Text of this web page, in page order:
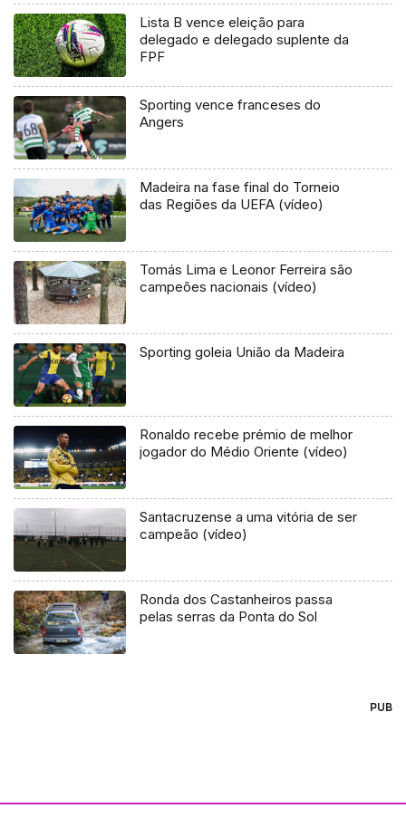
Lista B vence eleição para
delegado e delegado suplente da
FPF
Sporting vence franceses do
Angers
Madeira na fase final do Torneio
das Regiões da UEFA (vídeo)
Tomás Lima e Leonor Ferreira são
campeões nacionais (vídeo)
Sporting goleia União da Madeira
Ronaldo recebe prémio de melhor
jogador do Médio Oriente (vídeo)
Santacruzense a uma vitória de ser
campeão (vídeo)
Ronda dos Castanheiros passa
pelas serras da Ponta do Sol
PUB